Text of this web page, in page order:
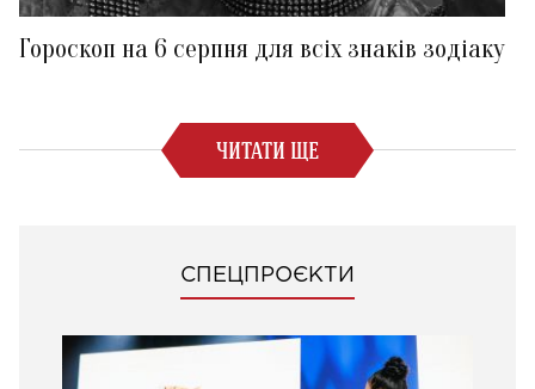
Гороскоп на 6 серпня для всіх знаків зодіаку
ЧИТАТИ ЩЕ
СПЕЦПРОЄКТИ